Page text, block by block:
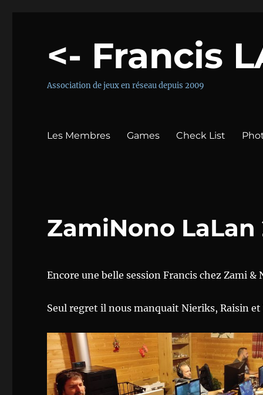
<- Francis
Association de jeux en réseau depuis 2009
Les Membres Games Check List
ZamiNono LaLan
Encore une belle session Francis chez Zami
Seul regret il nous manquait Nieriks, Raisin